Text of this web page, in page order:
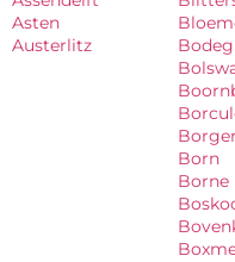
Asten
Austerlitz
Borger
Born
Borne